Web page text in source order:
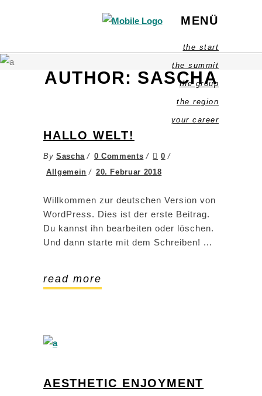
MENÜ
the start
the summit
the group
the region
your career
AUTHOR: SASCHA
HALLO WELT!
By Sascha 0 Comments
0
Allgemein
20. Februar 2018
Willkommen zur deutschen Version von
WordPress. Dies ist der erste Beitrag.
Du kannst ihn bearbeiten oder löschen.
Und dann starte mit dem Schreiben!
read more
AESTHETIC ENJOYMENT